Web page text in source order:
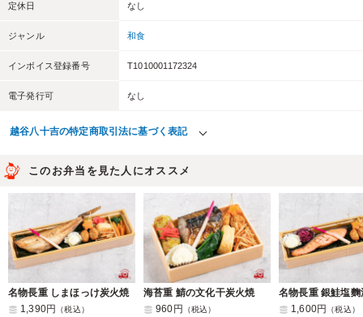
定休日 なし
ジャンル 和食
インボイス登録番号 T1010001172324
電子発行可 なし
越谷八十吉の特定商取引法に基づく表記
このお弁当を見た人にオススメ
名物長重 しまほっけ炭火焼
1,390円
（税込）
海苔重 鯖の文化干炭火焼
960円
（税込）
名物長重 銀鮭塩麴
1,600円
（税込）